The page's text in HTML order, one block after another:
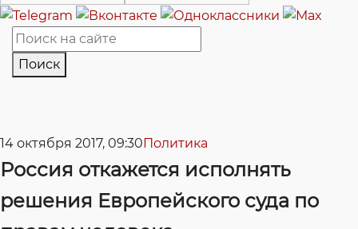
Поиск
14 октября 2017, 09:30Политика
Россия откажется исполнять
решения Европейского суда по